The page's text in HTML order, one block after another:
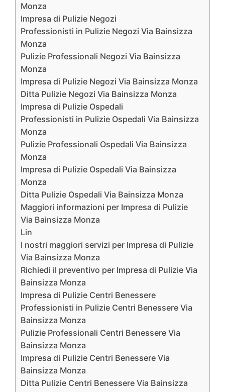
Monza
Impresa di Pulizie Negozi
Professionisti in Pulizie Negozi Via Bainsizza
Monza
Pulizie Professionali Negozi Via Bainsizza
Monza
Impresa di Pulizie Negozi Via Bainsizza Monza
Ditta Pulizie Negozi Via Bainsizza Monza
Impresa di Pulizie Ospedali
Professionisti in Pulizie Ospedali Via Bainsizza
Monza
Pulizie Professionali Ospedali Via Bainsizza
Monza
Impresa di Pulizie Ospedali Via Bainsizza
Monza
Ditta Pulizie Ospedali Via Bainsizza Monza
Maggiori informazioni per Impresa di Pulizie
Via Bainsizza Monza
Lin
I nostri maggiori servizi per Impresa di Pulizie
Via Bainsizza Monza
Richiedi il preventivo per Impresa di Pulizie Via
Bainsizza Monza
Impresa di Pulizie Centri Benessere
Professionisti in Pulizie Centri Benessere Via
Bainsizza Monza
Pulizie Professionali Centri Benessere Via
Bainsizza Monza
Impresa di Pulizie Centri Benessere Via
Bainsizza Monza
Ditta Pulizie Centri Benessere Via Bainsizza